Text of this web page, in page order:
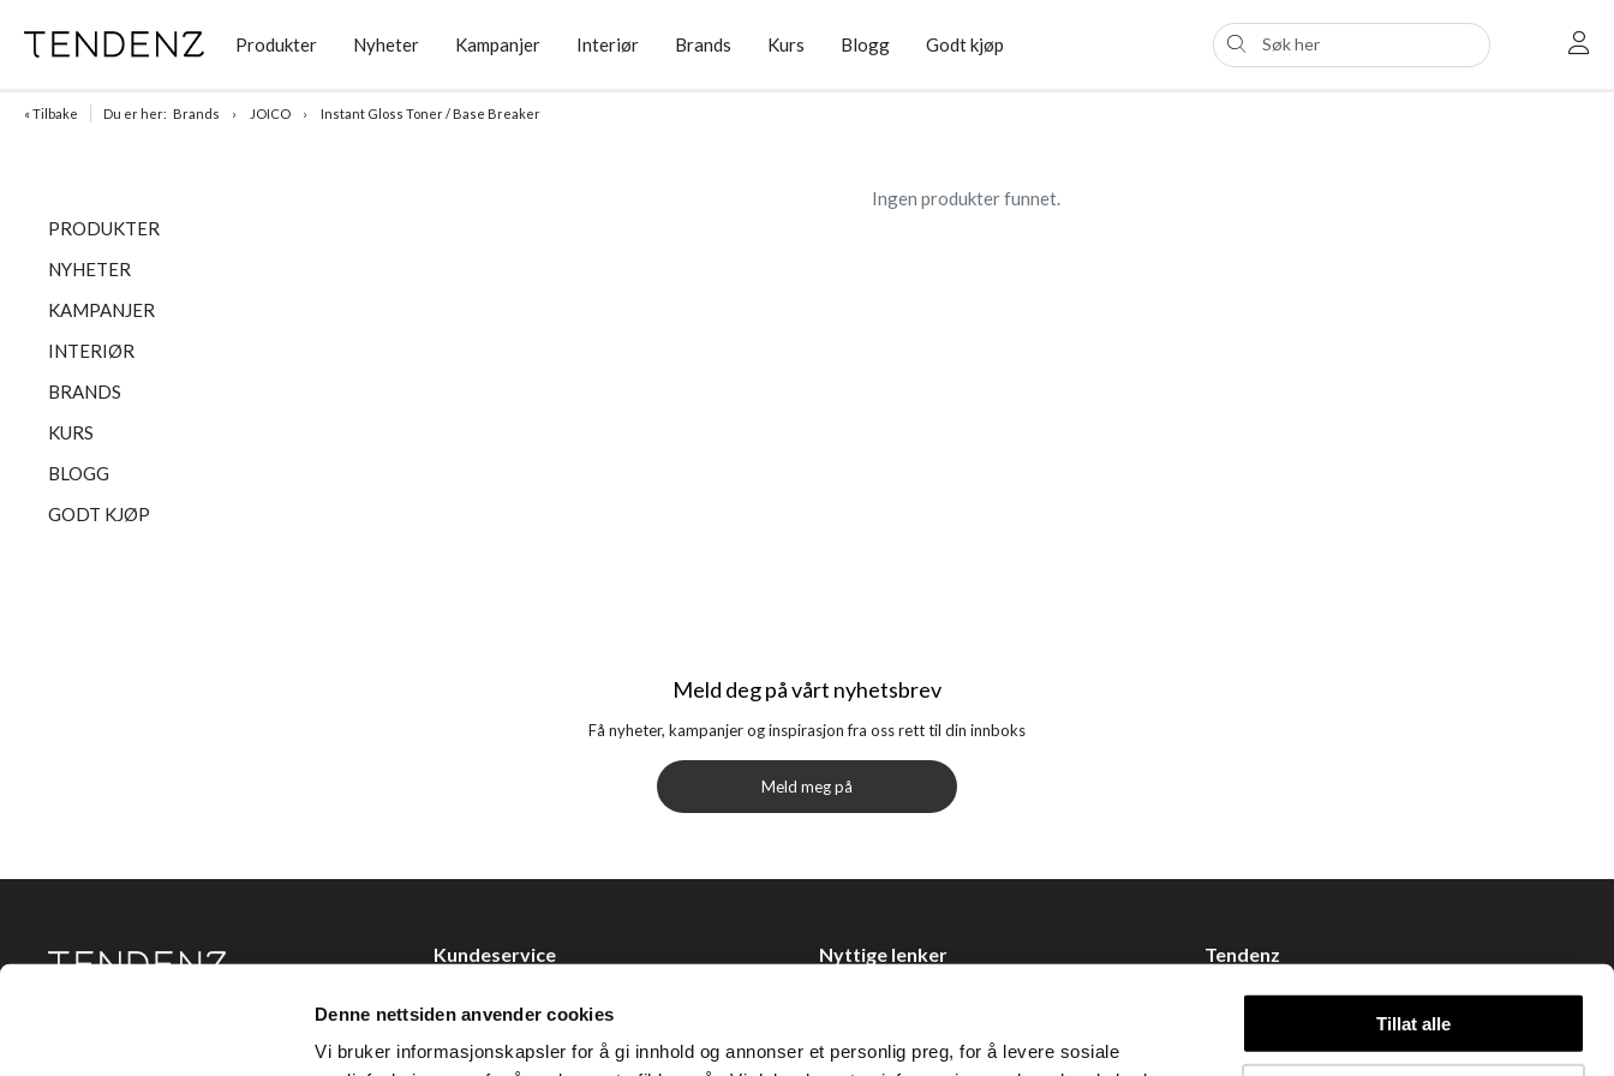
Denne nettsiden anvender cookies
Vi bruker informasjonskapsler for å gi innhold og annonser et personlig preg, for å levere sosiale
Tillat alle
Produkter Nyheter Kampanjer Interiør Brands Kurs Blogg Godt kjøp
« Tilbake Du er her: Brands JOICO Instant Gloss Toner / Base Breaker
PRODUKTER
NYHETER
KAMPANJER
INTERIØR
BRANDS
KURS
BLOGG
GODT KJØP
Ingen produkter funnet.
Meld deg på vårt nyhetsbrev
Få nyheter, kampanjer og inspirasjon fra oss rett til din innboks
Meld meg på
Tendenz Hårpleie AS er en solid totalleverandør av
eksklusive merker og profesjonelle produkter til
Kundeservice
Kjøpsvilkår
Personvern
Nyttige lenker
Åpenhetsloven
Tendenz
Handle hos oss